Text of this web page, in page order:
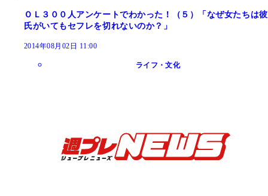
ＯＬ３００人アンケートでわかった！（５）「なぜ女たちは彼
氏がいてもセフレを切れないのか？」
2014年08月02日 11:00
ライフ・文化